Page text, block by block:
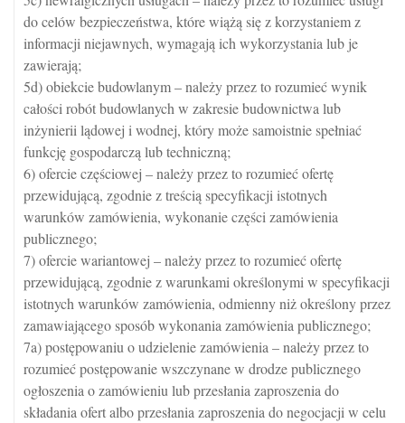
do celów bezpieczeństwa, które wiążą się z korzystaniem z
informacji niejawnych, wymagają ich wykorzystania lub je
zawierają;
5d) obiekcie budowlanym – należy przez to rozumieć wynik
całości robót budowlanych w zakresie budownictwa lub
inżynierii lądowej i wodnej, który może samoistnie spełniać
funkcję gospodarczą lub techniczną;
6) ofercie częściowej – należy przez to rozumieć ofertę
przewidującą, zgodnie z treścią specyfikacji istotnych
warunków zamówienia, wykonanie części zamówienia
publicznego;
7) ofercie wariantowej – należy przez to rozumieć ofertę
przewidującą, zgodnie z warunkami określonymi w specyfikacji
istotnych warunków zamówienia, odmienny niż określony przez
zamawiającego sposób wykonania zamówienia publicznego;
7a) postępowaniu o udzielenie zamówienia – należy przez to
rozumieć postępowanie wszczynane w drodze publicznego
ogłoszenia o zamówieniu lub przesłania zaproszenia do
składania ofert albo przesłania zaproszenia do negocjacji w celu